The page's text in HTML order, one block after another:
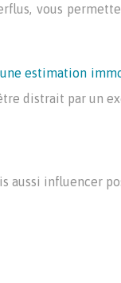
vous
estimation
distrait par un
aussi influencer